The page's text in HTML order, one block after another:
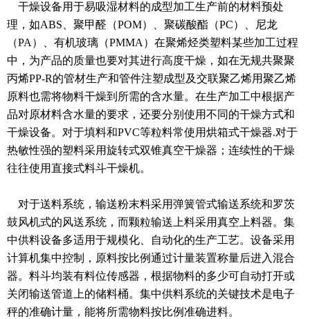
干燥设备用于易吸湿材料的成型加工生产前的材料预处
理，如ABS、聚甲醛（POM）、聚碳酸酯（PC）、尼龙
（PA）、有机玻璃（PMMA）在聚烯烃类塑料某些加工过程
中，为产品的质量也要对其进行高度干燥，如在无规共聚聚
丙烯PP-R的管材生产和管件注塑成型及交联聚乙烯用聚乙烯
原料也需将物料干燥到所需的含水量。在生产加工中根据产
品对原材料含水量的要求，还要分别使用不同的干燥方式和
干燥设备。对于填料和PVC等粒料常使用烘箱式干燥器.对于
热敏性强的塑料采用旋转式双锥真空干燥器；连续性的干燥
往往使用直接式料斗干燥机。
对于送料系统，输送粉末料采用弹簧管式输送系统和罗茨
鼓风机式的风送系统，而颗粒输送上料采用真空上料器。集
中供料设备多适用于规模化、自动化的生产工艺。设备采用
计算机集中控制，原料按比例通过计量装置称量后进入混合
器。料斗均装有料位传感器，根据物料的多少可自动打开或
关闭输送管道上的储料桶。集中供料系统的关键技术是电子
秤的准确计量，能将所需物料按比例准确进料。